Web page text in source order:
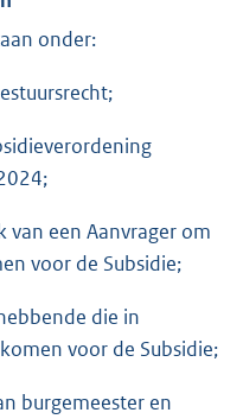
onder:
van een Aanvrager om
voor de Subsidie;
die in
voor de Subsidie;
burgemeester en